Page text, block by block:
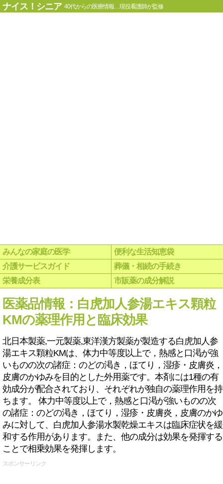
ナイス！シニア 40代からの医療情報…現役看護師が監修
みんなの家庭の医学
便利な生活知恵袋
介護サービスガイド
葬儀・相続の手続き
栄養成分表
市販薬の成分解説
医薬品情報：白虎加人参湯エキス顆粒
KMの薬理作用と臨床効果
北日本製薬,一元製薬,東洋漢方製薬が製造する白虎加人参
湯エキス顆粒KMは、体力中等度以上で，熱感と口渇が強
いものの次の諸症：のどの渇き，ほてり，湿疹・皮膚炎，
皮膚のかゆみを目的とした外用薬です。本剤には1種の有
効成分が配合されており、それぞれが独自の薬理作用を持
ちます。 体力中等度以上で，熱感と口渇が強いものの次
の諸症：のどの渇き，ほてり，湿疹・皮膚炎，皮膚のかゆ
みに対して、白虎加人参湯水製乾燥エキスは臨床症状を緩
和する作用があります。また、他の成分は効果を発揮する
ことで相乗効果を発揮します。
スポンサーリンク